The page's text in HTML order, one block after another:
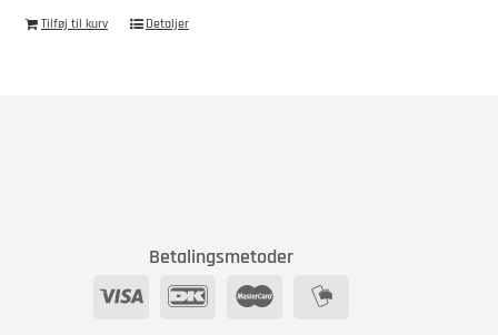
Tilføj til kurv Detaljer
Betalingsmetoder